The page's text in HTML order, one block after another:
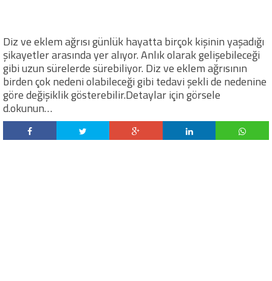
Diz ve eklem ağrısı günlük hayatta birçok kişinin yaşadığı
şikayetler arasında yer alıyor. Anlık olarak gelişebileceği
gibi uzun sürelerde sürebiliyor. Diz ve eklem ağrısının
birden çok nedeni olabileceği gibi tedavi şekli de nedenine
göre değişiklik gösterebilir.Detaylar için görsele
d.okunun…